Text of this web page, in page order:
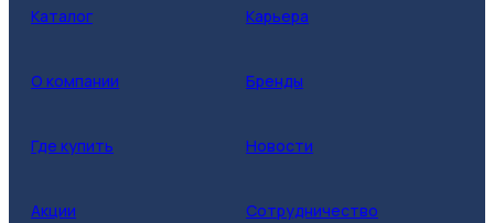
Каталог Карьера
О компании Бренды
Где купить Новости
Акции Сотрудничество